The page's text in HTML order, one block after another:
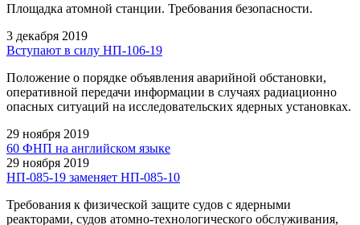
Площадка атомной станции. Требования безопасности.
3 декабря 2019
Вступают в силу НП-106-19
Положение о порядке объявления аварийной обстановки,
оперативной передачи информации в случаях радиационно
опасных ситуаций на исследовательских ядерных установках.
29 ноября 2019
60 ФНП на английском языке
29 ноября 2019
НП-085-19 заменяет НП-085-10
Требования к физической защите судов с ядерными
реакторами, судов атомно-технологического обслуживания,